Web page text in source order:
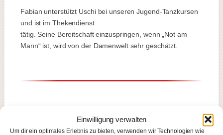
Einwilligung verwalten
Um dir ein optimales Erlebnis zu bieten, verwenden wir Technologien wie
Fabian unterstützt Uschi bei unseren Jugend-Tanzkursen
und ist im Thekendienst
tätig. Seine Bereitschaft einzuspringen, wenn „Not am
Mann“ ist, wird von der Damenwelt sehr geschätzt.